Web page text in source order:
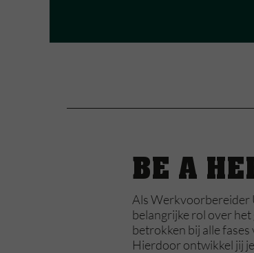
BE A
Als Werkvoorbereider
belangrijke rol over
betrokken bij alle
Hierdoor ontwikkel jij